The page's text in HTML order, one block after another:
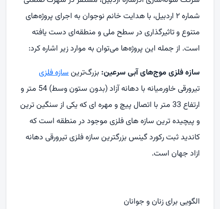
شماره ۲ اردبیل، با هدایت خانم نوجوان به اجرای پروژه‌های
متنوع و تاثیرگذاری در سطح ملی و منطقه‌ای دست یافته
است. از جمله این پروژه‌ها می‌توان به موارد زیر اشاره کرد:
سازه فلزی موج‌های آبی سرعین: بزرگ‌ترینسازه فلزی
تیرورقی خاورمیانه با دهانه آزاد (بدون ستون وسط) 54 متر و
ارتفاع 33 متر با اتصال پیچ و مهره ای که یکی از سنگین ترین
و پیچیده ترین سازه های فلزی موجود در منطقه است که
کاندید ثبت رکورد گینس بزرگترین سازه فلزی تیرورقی دهانه
ازاد جهان است.
الگویی برای زنان و جوانان